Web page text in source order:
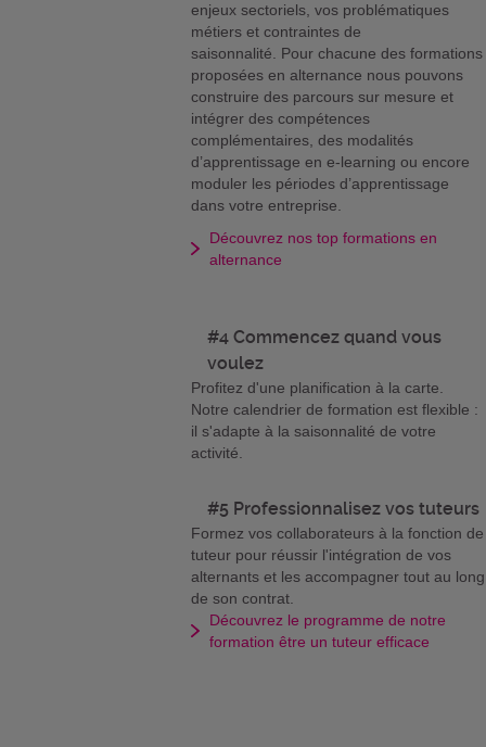
enjeux sectoriels, vos problématiques
métiers et contraintes de
saisonnalité. Pour chacune des formations
proposées en alternance nous pouvons
construire des parcours sur mesure et
intégrer des compétences
complémentaires, des modalités
d’apprentissage en e-learning ou encore
moduler les périodes d’apprentissage
dans votre entreprise.
Découvrez nos top formations en
alternance
#4 Commencez quand vous
voulez
Profitez d'une planification à la carte.
Notre calendrier de formation est flexible :
il s'adapte à la saisonnalité de votre
activité.
#5 Professionnalisez vos tuteurs
Formez vos collaborateurs à la fonction de
tuteur pour réussir l'intégration de vos
alternants et les accompagner tout au long
de son contrat.
Découvrez le programme de notre
formation être un tuteur efficace